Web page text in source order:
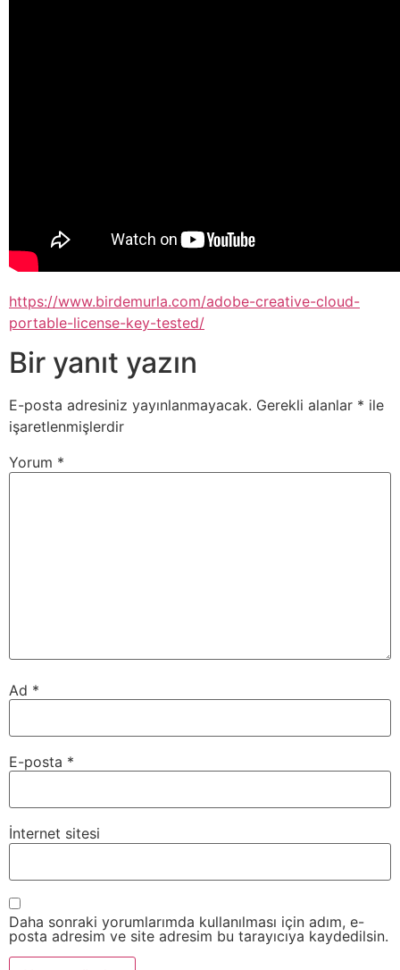
https://www.birdemurla.com/adobe-creative-cloud-
portable-license-key-tested/
Bir yanıt yazın
E-posta adresiniz yayınlanmayacak. Gerekli alanlar * ile
işaretlenmişlerdir
Yorum *
Ad *
E-posta *
İnternet sitesi
Daha sonraki yorumlarımda kullanılması için adım, e-
posta adresim ve site adresim bu tarayıcıya kaydedilsin.